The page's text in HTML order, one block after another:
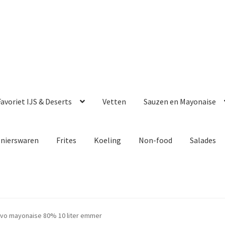
IJS & Deserts Vetten Sauzen en Mayonaise
Frites Koeling Non-food Salades
mayonaise 80% 10 liter emmer